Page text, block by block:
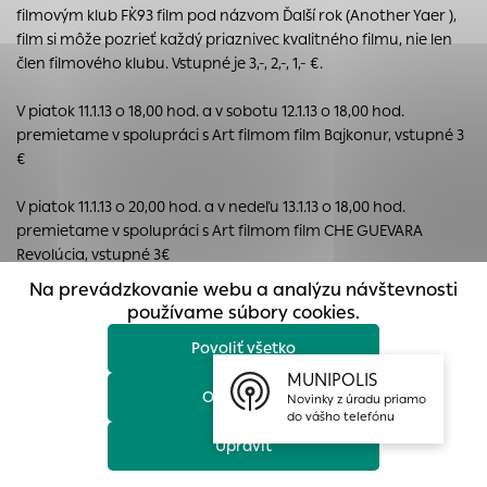
filmovým klub FK`93 film pod názvom Ďalší rok (Another Yaer ),
film si môže pozrieť každý priaznivec kvalitného filmu, nie len
člen filmového klubu. Vstupné je 3,-, 2,-, 1,- €.
V piatok 11.1.13 o 18,00 hod. a v sobotu 12.1.13 o 18,00 hod.
premietame v spolupráci s Art filmom film Bajkonur, vstupné 3
€
V piatok 11.1.13 o 20,00 hod. a v nedeľu 13.1.13 o 18,00 hod.
premietame v spolupráci s Art filmom film CHE GUEVARA
Revolúcia, vstupné 3€
Detské predstavenia sú v sobotu a nedeľu o 16,00 hod. vstupné
V sobotu 12.1.13 o 16,00 premietame v spolupráci s Art filmom
rozprávku Asterix a Vikingovia, vstupné 2€
V nedeľu 13.1.13 o 16,00 hod. premietame v s spolupráci s Art
filmom rozprávku Asterix a Olympijské hry, vstupné 2€:
Na prevádzkovanie webu a analýzu návštevnosti
používame súbory cookies.
Povoliť všetko
Odmietnuť
Upraviť
prístup k zabezpečeným oblastiam webovej stránky. Bez
týchto súborov cookie nemôže web správne fungovať.
Analytické cookies pomáhajú prevádzkovateľovi stránok
pochopiť, ako návštevníci stránok stránku používajú, aby
možné ich spojiť s konkrétnou osobou.
Uložiť nastavenia
Viac informácií
MUNIPOLIS
Novinky z úradu priamo
do vášho telefónu